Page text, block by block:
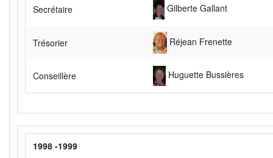
Secrétaire Gilberte Gallant
Trésorier Réjean Frenette
Conseillère Huguette Bussières
1998 -1999